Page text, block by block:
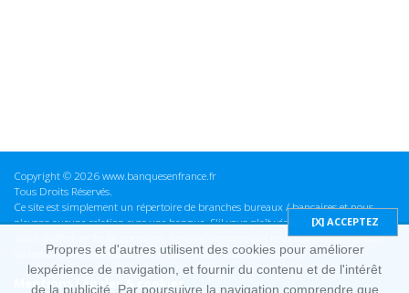
Copyright © 2026 www.banquesenfrance.fr
Tous Droits Réservés.
Ce site est simplement un répertoire de branches bureaux / bancaires et nous
n'avons aucune relation avec une banque. S'il vous plaît vérifier ces informations
avant d'effectuer toute opération, nous ne sommes pas responsables des erreurs
ou des omissions dans les informations que nous fournissons.
Mentions Légales & cookies
Propres et d'autres utilisent des cookies pour améliorer
lexpérience de navigation, et fournir du contenu et de l'intérêt
de la publicité. Par poursuivre la navigation comprendre que